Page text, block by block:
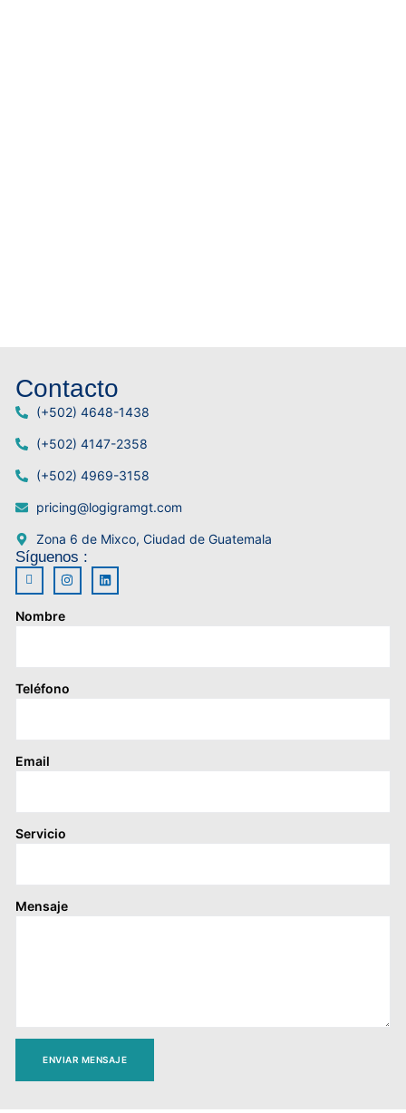
Contacto
(+502) 4648-1438
(+502) 4147-2358
(+502) 4969-3158
pricing@logigramgt.com
Zona 6 de Mixco, Ciudad de Guatemala
Síguenos :
Nombre
Teléfono
Email
Servicio
Mensaje
ENVIAR MENSAJE